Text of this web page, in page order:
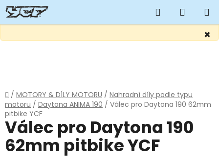
×
Hledat
KOŠÍK
Domů
/ MOTORY & DÍLY MOTORU / Nahradní díly podle typu
motoru / Daytona ANIMA 190 / Válec pro Daytona 190 62mm
pitbike YCF
Válec pro Daytona 190
62mm pitbike YCF